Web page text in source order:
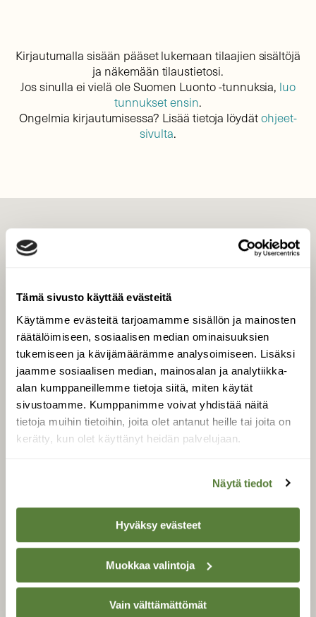
Tämä sivusto käyttää evästeitä
Käytämme evästeitä tarjoamamme sisällön ja mainosten
räätälöimiseen, sosiaalisen median ominaisuuksien
tukemiseen ja kävijämäärämme analysoimiseen. Lisäksi
jaamme sosiaalisen median, mainosalan ja analytiikka-
alan kumppaneillemme tietoja siitä, miten käytät
sivustoamme. Kumppanimme voivat yhdistää näitä
tietoja muihin tietoihin, joita olet antanut heille tai joita on
kerätty, kun olet käyttänyt heidän palvelujaan.
Näytä tiedot
Hyväksy evästeet
Muokkaa valintoja
Vain välttämättömät
Kirjautumalla sisään pääset lukemaan tilaajien sisältöjä
ja näkemään tilaustietosi.
Jos sinulla ei vielä ole Suomen Luonto -tunnuksia, luo
tunnukset ensin.
Ongelmia kirjautumisessa? Lisää tietoja löydätohjeet-
sivulta.
Tilaa digilukuoikeus
Äänestä parasta juttua
Tilaa uutiskirje
SUOMEN LUONNON­
SUOJELU­LIITTO
Suomen Luonto -lehden
luonnonsuojelu­liitto.